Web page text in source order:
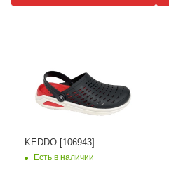
KEDDO [106943]
Есть в наличии